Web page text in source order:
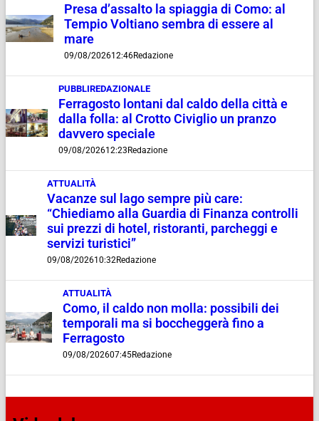
Presa d’assalto la spiaggia di Como: al
Tempio Voltiano sembra di essere al
mare
09/08/202612:46Redazione
PUBBLIREDAZIONALE
Ferragosto lontani dal caldo della città e
dalla folla: al Crotto Civiglio un pranzo
davvero speciale
09/08/202612:23Redazione
ATTUALITÀ
Vacanze sul lago sempre più care:
“Chiediamo alla Guardia di Finanza controlli
sui prezzi di hotel, ristoranti, parcheggi e
servizi turistici”
09/08/202610:32Redazione
ATTUALITÀ
Como, il caldo non molla: possibili dei
temporali ma si boccheggerà fino a
Ferragosto
09/08/202607:45Redazione